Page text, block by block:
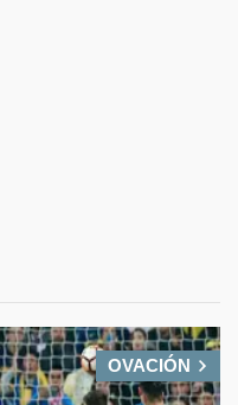
OVACIÓN